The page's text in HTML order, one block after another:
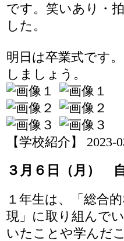
です。笑いあり・
した。
明日は卒業式です
しましょう。
【学校紹介】 2023-
３月６日（月）
１年生は、「総合
現」に取り組んで
いたことや学んだ